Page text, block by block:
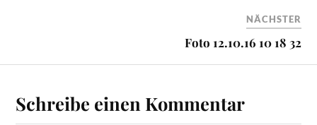
NÄCHSTER
Foto 12.10.16 10 18 32
Schreibe einen Kommentar